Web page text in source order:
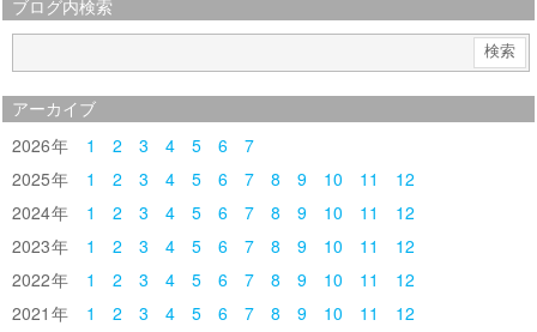
ブログ内検索
アーカイブ
2026 1 2 3 4 5 6
7
2025
1 2 3 4 5 6 7 8 9 10 11
12
2024
1 2 3 4 5 6 7 8 9 10 11
12
2023
1 2 3 4 5 6 7 8 9 10 11
12
2022
1 2 3 4 5 6 7 8 9 10 11
12
2021
1 2 3 4 5 6 7 8 9 10 11
12